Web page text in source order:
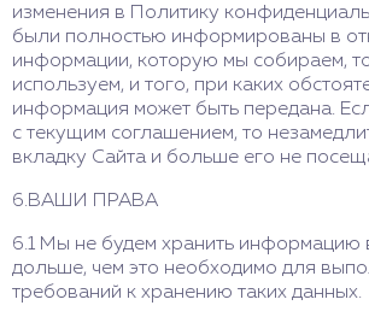
изменения в Политику
были полностью информированы в
информации, которую мы собираем,
используем, и того, при каких
информация может быть передана.
с текущим соглашением, то
вкладку Сайта и больше его не
6.ВАШИ ПРАВА
6.1 Мы не будем хранить информацию
дольше, чем это необходимо для
требований к хранению таких данных.